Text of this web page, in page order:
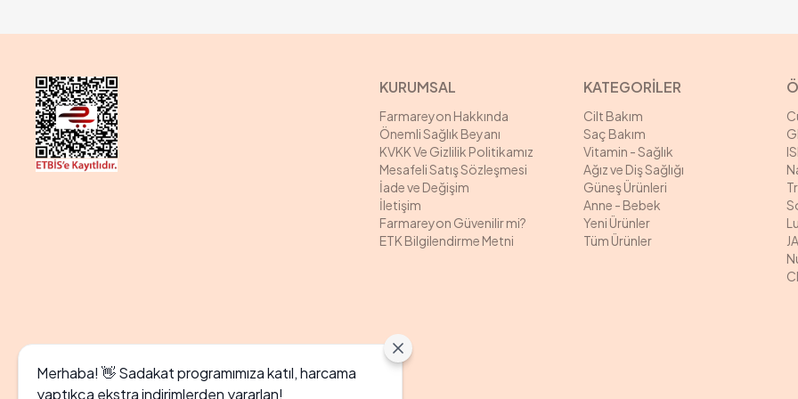
KURUMSAL
Farmareyon Hakkında
Önemli Sağlık Beyanı
KVKK Ve Gizlilik Politikamız
Mesafeli Satış Sözleşmesi
İade ve Değişim
İletişim
Farmareyon Güvenilir mi?
ETK Bilgilendirme Metni
KATEGORİLER
Cilt Bakım
Saç Bakım
Vitamin - Sağlık
Ağız ve Diş Sağlığı
Güneş Ürünleri
Anne - Bebek
Yeni Ürünler
Tüm Ürünler
Merhaba! 👋 Sadakat programımıza katıl, harcama
yaptıkça ekstra indirimlerden yararlan!